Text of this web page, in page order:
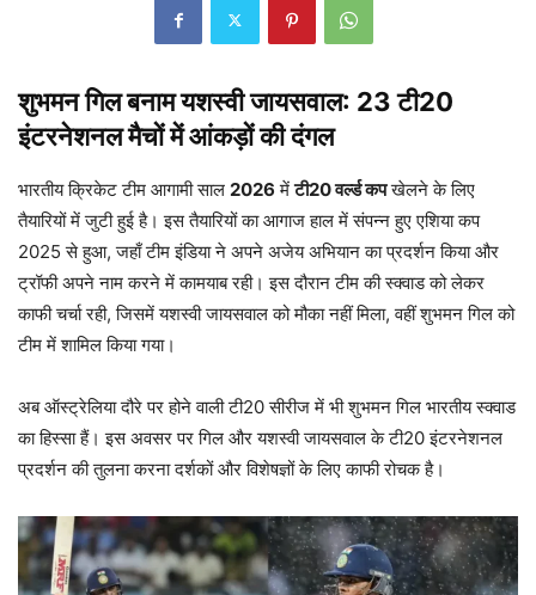
शुभमन गिल बनाम यशस्वी जायसवाल: 23 टी20
इंटरनेशनल मैचों में आंकड़ों की दंगल
भारतीय क्रिकेट टीम आगामी साल 2026 मेंटी20 वर्ल्ड कपखेलने के लिए
तैयारियों में जुटी हुई है। इस तैयारियों का आगाज हाल में संपन्न हुए एशिया कप
2025 से हुआ, जहाँ टीम इंडिया ने अपने अजेय अभियान का प्रदर्शन किया और
ट्रॉफी अपने नाम करने में कामयाब रही। इस दौरान टीम की स्क्वाड को लेकर
काफी चर्चा रही, जिसमें यशस्वी जायसवाल को मौका नहीं मिला, वहीं शुभमन गिल को
टीम में शामिल किया गया।
अब ऑस्ट्रेलिया दौरे पर होने वाली टी20 सीरीज में भी शुभमन गिल भारतीय स्क्वाड
का हिस्सा हैं। इस अवसर पर गिल और यशस्वी जायसवाल के टी20 इंटरनेशनल
प्रदर्शन की तुलना करना दर्शकों और विशेषज्ञों के लिए काफी रोचक है।